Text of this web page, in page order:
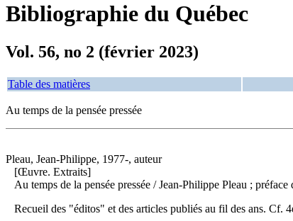
Bibliographie du Québec
Vol. 56, no 2 (février 2023)
Table des matières
Au temps de la pensée pressée
Pleau, Jean-Philippe, 1977-, auteur
[Œuvre. Extraits]
Au temps de la pensée pressée / Jean-Philippe Pleau ;
Recueil des "éditos" et des articles publiés au fil des ans. Cf.